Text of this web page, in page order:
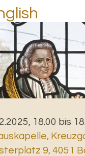
18.00 bis
9, 4051